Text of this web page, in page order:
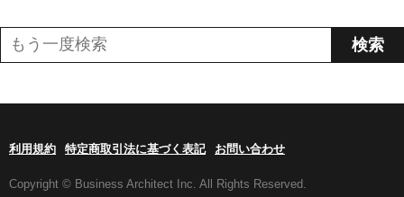
利用規約 特定商取引法に基づく表記 お問い合わせ
Copyright © Business Architect Inc. All Rights Reserved.